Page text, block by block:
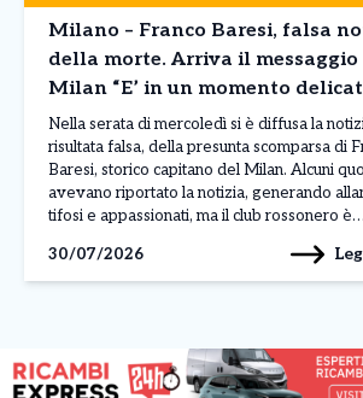
Milano – Franco Baresi, falsa
della morte. Arriva il messaggio
Milan “E’ in un momento
Nella serata di mercoledì si è diffusa la
risultata falsa, della presunta scomparsa di
Baresi, storico capitano del Milan. Alcuni
avevano riportato la notizia, generando
tifosi e appassionati, ma il club rossonero è
attraverso un comunicato pubblicato sui
ufficiali. Il Milan […]
30/07/2026